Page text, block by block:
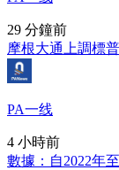
29 分鐘前
摩根大通上調標
PA一线
4 小時前
數據：自2022年